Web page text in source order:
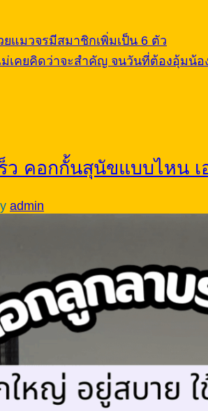
แมวจรมีสมาชิกเพิ่มเป็น 6 ตัว
คยคิดว่าจะสำคัญ จนวันที่ต้องอุ้มน้อ
ว คอกกั้นสุนัขแบบไหน เ
admin